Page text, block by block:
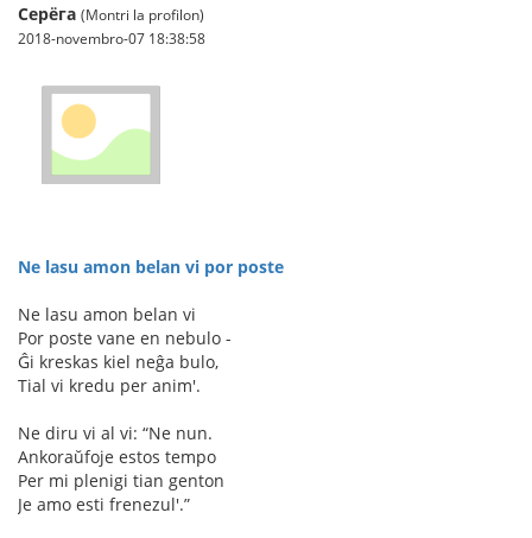
Серёга (Montri la profilon)
2018-novembro-07 18:38:58
Ne lasu amon belan vi por poste
Ne lasu amon belan vi
Por poste vane en nebulo -
Ĝi kreskas kiel neĝa bulo,
Tial vi kredu per anim'.
Ne diru vi al vi: “Ne nun.
Ankoraŭfoje estos tempo
Per mi plenigi tian genton
Je amo esti frenezul'.”